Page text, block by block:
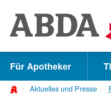
direkt
zu:
zur
Hauptnavigation
zur
Für Apotheker
Aktuelles und Presse